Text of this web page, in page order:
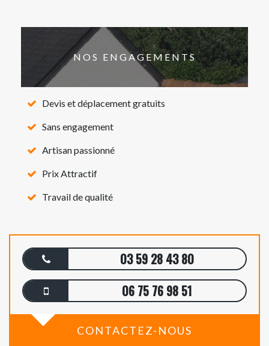
NOS ENGAGEMENTS
Devis et déplacement gratuits
Sans engagement
Artisan passionné
Prix Attractif
Travail de qualité
03 59 28 43 80
06 75 76 98 51
CONTACTEZ-NOUS